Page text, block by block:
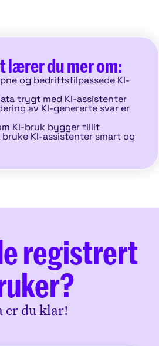
lærer du mer om:
og bedriftstilpassede KI-
trygt med KI-assistenter
av KI-genererte svar er
KI-bruk bygger tillit
KI-assistenter smart og
registrert
er du klar!